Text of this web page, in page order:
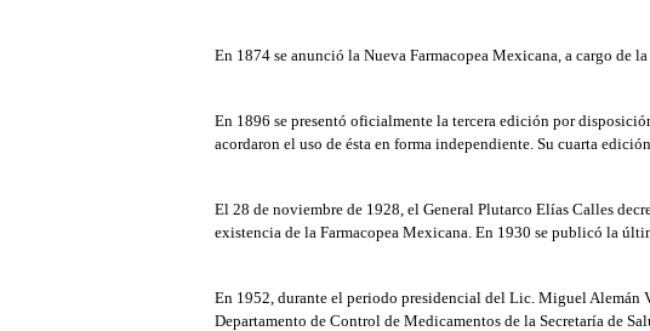
En 1874 se anunció la Nueva Farmacopea Mexicana, a cargo de
En 1896 se presentó oficialmente la tercera edición por
acordaron el uso de ésta en forma independiente. Su cuarta
El 28 de noviembre de 1928, el General Plutarco Elías Calles
existencia de la Farmacopea Mexicana. En 1930 se publicó la
En 1952, durante el periodo presidencial del Lic. Miguel Alemán
Departamento de Control de Medicamentos de la Secretaría de